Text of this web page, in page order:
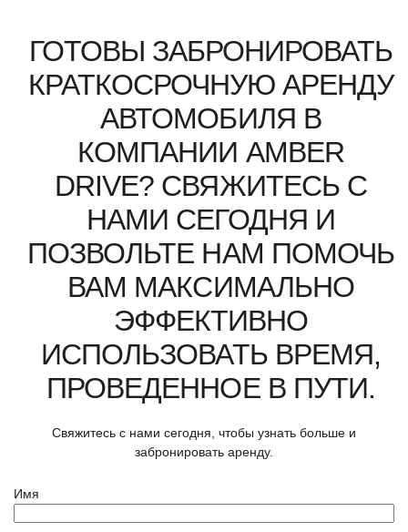
ГОТОВЫ ЗАБРОНИРОВАТЬ
КРАТКОСРОЧНУЮ АРЕНДУ
АВТОМОБИЛЯ В
КОМПАНИИ AMBER
DRIVE? СВЯЖИТЕСЬ С
НАМИ СЕГОДНЯ И
ПОЗВОЛЬТЕ НАМ ПОМОЧЬ
ВАМ МАКСИМАЛЬНО
ЭФФЕКТИВНО
ИСПОЛЬЗОВАТЬ ВРЕМЯ,
ПРОВЕДЕННОЕ В ПУТИ.
Свяжитесь с нами сегодня, чтобы узнать больше и
забронировать аренду.
Имя